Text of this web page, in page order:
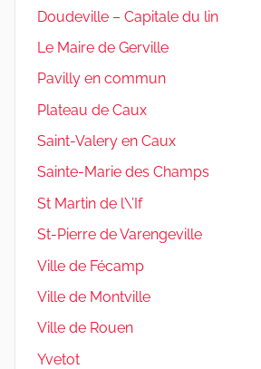
Doudeville – Capitale du lin
Le Maire de Gerville
Pavilly en commun
Plateau de Caux
Saint-Valery en Caux
Sainte-Marie des Champs
St Martin de l\’If
St-Pierre de Varengeville
Ville de Fécamp
Ville de Montville
Ville de Rouen
Yvetot